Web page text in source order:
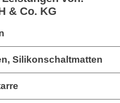
& Co. KG
Silikonschaltmatten